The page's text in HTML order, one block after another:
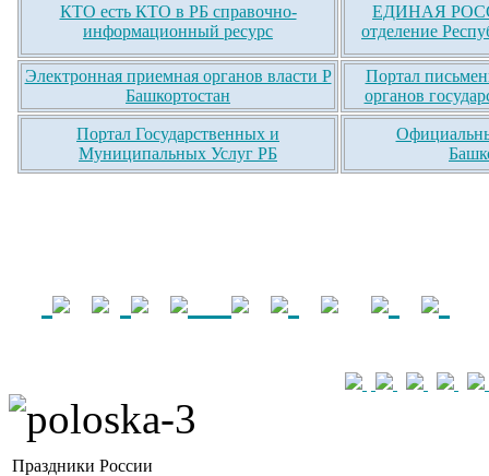
КТО есть КТО в РБ справочно-
информационный ресурс
ЕДИНАЯ
отделение
Электронная приемная органов власти Р
Башкортостан
Портал
органов
Портал Государственных и
Муниципальных Услуг РБ
Праздники России